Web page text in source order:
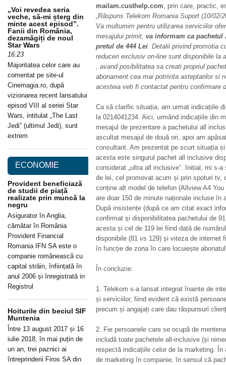
mailam.custhelp.com, prin care, practic,
„Răspuns Telekom Romania Suport (10/
Va multumim pentru utilizarea serviciilor
mesajului primit, va informam ca
pretul de 444 Lei. Detalii privind promotia
reduceri exclusiv on-line sunt disponibile la
, avand posibilitatea sa creati propriul
abonament cea mai potrivita asteptarilor si
acesteia veti fi contactat pentru confirmare
Ca să clarific situația, am urmat indicațiile
la 0214041234. Aici, urmând indicațiile din
mesajul de prezentare a pachetului all
ascultat mesajul de două ori, apoi am
consultant. Am prezentat pe scurt situația
acesta este singurul pachet all inclusive
considerat „ultra all inclusive”. Inițial, mi s-
de lei, cel promovat acum și prin spoturi tv,
conține alt model de telefon (Allview A4
are doar 150 de minute naționale incluse în
După insistențe (după ce am citat exact
confirmat și disponibilitatea pachetului de
acesta și cel de 119 lei fiind dată de
disponibile (81 vs 129) și viteza de internet
în funcție de zona în care locuiește
În concluzie:
1. Telekom s-a lansat integrat înainte de
și serviciilor, fiind evident că există
precum și angajați care dau răspunsuri
2. Fie persoanele care se ocupă de
includă toate pachetele all-inclusive (și
respectă indicațiile celor de la marketing.
de marketing în companie, în sensul că
„Voi revedea seria
veche, să-mi șterg din
minte acest episod”.
Fanii din România,
dezamăgiți de noul
Star Wars
16:23
Majoritatea celor care au
comentat pe site-ul
Cinemagia.ro, după
vizionarea recent lansatului
episod VIII al seriei Star
Wars, intitulat „The Last
Jedi” (ultimul Jedi), sunt
extrem
ECONOMIE
Provident beneficiază
de studii de piață
realizate prin muncă la
negru
Asigurator în Anglia,
cămătar în România
Provident Financial
Romania IFN SA este o
companie românească cu
capital străin, înființată în
anul 2006 și înregistrată in
Registrul
Hoiturile din beciul SIF
Muntenia
Între 13 august 2017 și 16
iulie 2018, în mai puțin de
un an, trei paznici ai
întreprinderii Firos SA din